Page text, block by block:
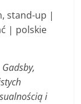
stand-up |
| polskie
i